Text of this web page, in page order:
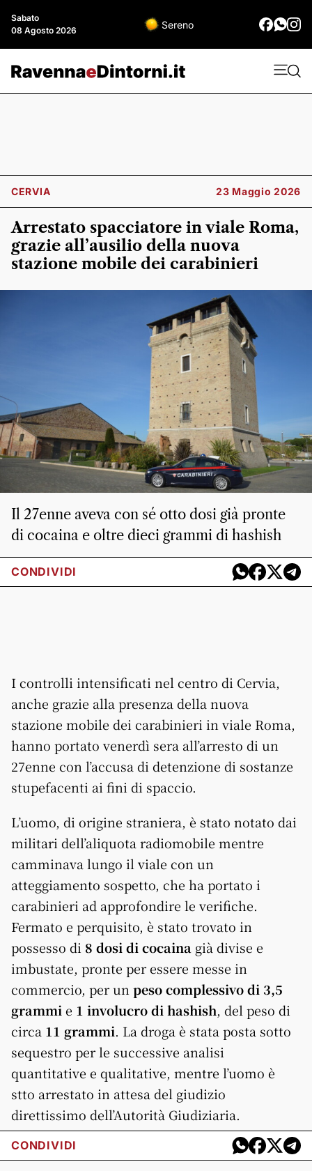
Sabato
08 Agosto 2026
Sereno
CERVIA 23 Maggio 2026
Arrestato spacciatore in viale Roma,
grazie all’ausilio della nuova
stazione mobile dei carabinieri
Il 27enne aveva con sé otto dosi già pronte
di cocaina e oltre dieci grammi di hashish
CONDIVIDI
I controlli intensificati nel centro di Cervia,
anche grazie alla presenza della nuova
stazione mobile dei carabinieri in viale Roma,
hanno portato venerdì sera all’arresto di un
27enne con l’accusa di detenzione di sostanze
stupefacenti ai fini di spaccio.
L’uomo, di origine straniera, è stato notato dai
militari dell’aliquota radiomobile mentre
camminava lungo il viale con un
atteggiamento sospetto, che ha portato i
carabinieri ad approfondire le verifiche.
Fermato e perquisito, è stato trovato in
possesso di 8 dosi di cocaina già divise e
imbustate, pronte per essere messe in
commercio, per un peso complessivo di 3,5
grammi e 1 involucro di hashish, del peso di
circa 11 grammi. La droga è stata posta sotto
sequestro per le successive analisi
quantitative e qualitative, mentre l’uomo è
stto arrestato in attesa del giudizio
direttissimo dell’Autorità Giudiziaria.
CONDIVIDI